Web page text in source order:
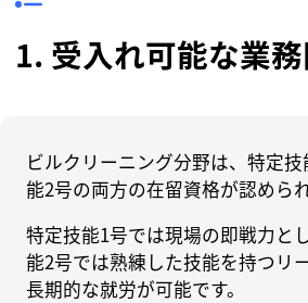
1. 受入れ可能な業
ビルクリーニング分野は、特定
能2号の両方の在留資格が認められ
特定技能1号では現場の即戦力と
能2号では熟練した技能を持つリ
長期的な就労が可能です。